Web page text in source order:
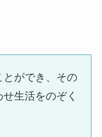
ができ、その
生活をのぞく